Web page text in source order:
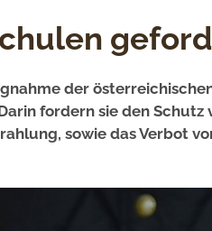
der
fordern sie den Schutz
sowie das Verbot